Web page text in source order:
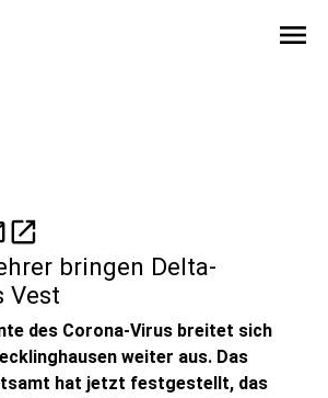
menu
open_in_new
bringen Delta-
Vest
des Corona-Virus breitet sich
weiter aus. Das
hat jetzt festgestellt, das